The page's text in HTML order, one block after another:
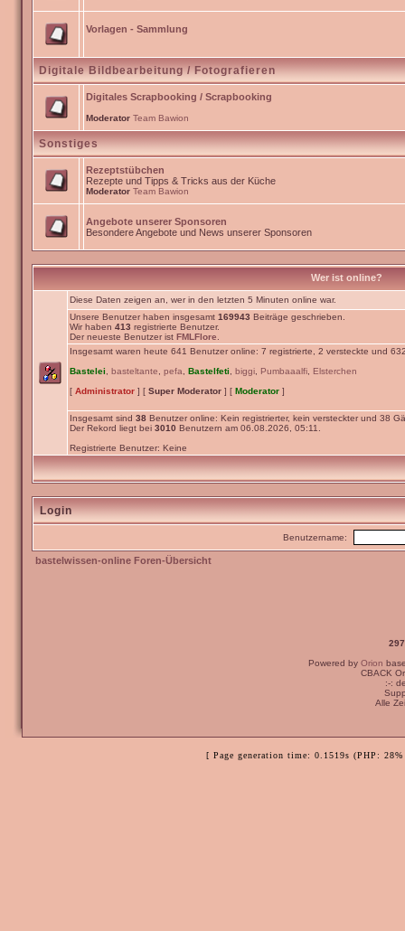
Vorlagen - Sammlung
Digitale Bildbearbeitung / Fotografieren
Digitales Scrapbooking / Scrapbooking
Moderator Team Bawion
Sonstiges
Rezeptstübchen
Rezepte und Tipps & Tricks aus der Küche
Moderator Team Bawion
Angebote unserer Sponsoren
Besondere Angebote und News unserer Sponsoren
Wer ist online?
Diese Daten zeigen an, wer in den letzten 5 Minuten online war.
Unsere Benutzer haben insgesamt 169943 Beiträge geschrieben.
Wir haben 413 registrierte Benutzer.
Der neueste Benutzer ist FMLFlore
Insgesamt waren heute 641 Benutzer online: 7 registrierte, 2 versteckte und
Bastelei
basteltante pefa Bastelfeti biggi Pumbaaalfi
Elsterchen
[ Administrator ] [ Super Moderator ] [ Moderator ]
Insgesamt sind 38 Benutzer online: Kein registrierter, kein versteckter und 38
Der Rekord liegt bei 3010 Benutzern am 06.08.2026, 05:11.
Registrierte Benutzer: Keine
Login
Benutzername:
bastelwissen-online Foren-Übersicht
Powered by Orion
CBACK
:-:
Alle
[ Page generation time: 0.1519s (PHP: